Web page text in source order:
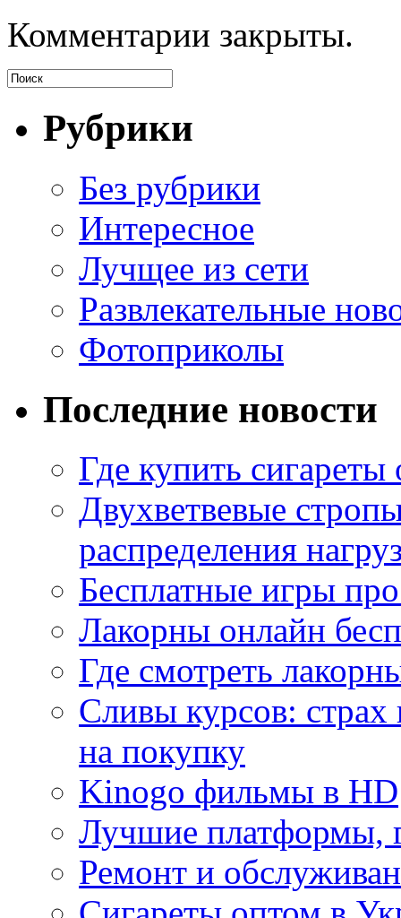
Комментарии закрыты.
Рубрики
Без рубрики
Интересное
Лучщее из сети
Развлекательные
Фотоприколы
Последние новости
Где купить
Двухветвевые
распределения
Бесплатные игры
Лакорны онлайн
Где смотреть
Сливы курсов:
на покупку
Kinogo фильмы в HD
Лучшие платформы,
Ремонт и